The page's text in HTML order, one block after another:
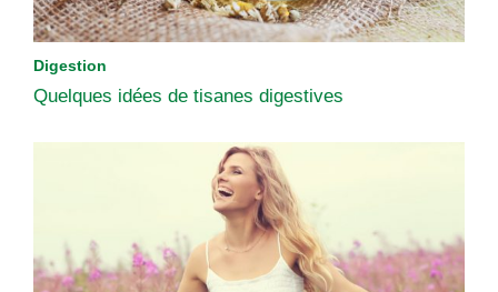
Digestion
Quelques idées de tisanes digestives